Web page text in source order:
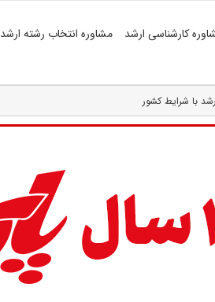
کارشناسی ارشد مشاوره انتخاب رشته ارشد
با شرایط کشور